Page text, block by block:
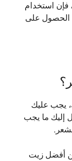
فإن استخدام
الحصول على
يجب عليك
إليك ما يجب
أفضل زيت